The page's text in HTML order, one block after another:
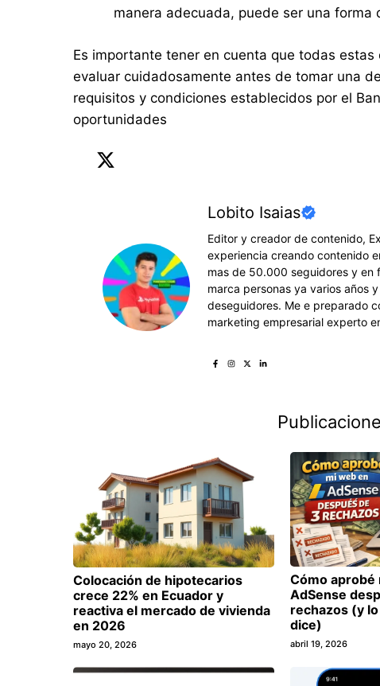
manera adecuada, puede ser una forma
Es importante tener en cuenta que todas
evaluar cuidadosamente antes de tomar una
requisitos y condiciones establecidos por el
oportunidades
Lobito Isaias
Editor y creador de contenido,
experiencia creando contenido
mas de 50.000 seguidores y
marca personas ya varios años
deseguidores. Me e preparado
marketing empresarial experto
Colocación de hipotecarios
crece 22% en Ecuador y
reactiva el mercado de vivienda
en 2026
mayo 20, 2026
Cómo aprobé
AdSense
rechazos (y
dice)
abril 19, 2026